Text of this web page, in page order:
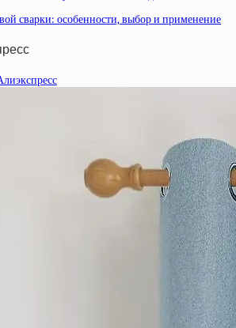
сварки: особенности, выбор и применение